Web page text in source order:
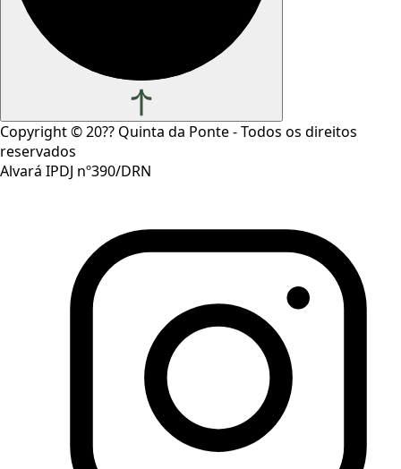
Copyright ©20?? Quinta da Ponte - Todos os direitos
reservados
Alvará IPDJ nº390/DRN